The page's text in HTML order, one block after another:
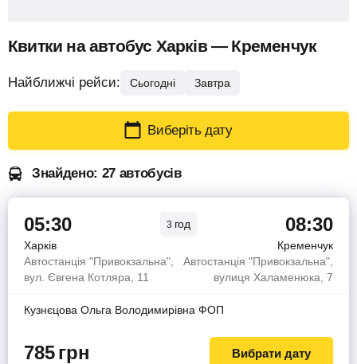
Квитки на автобус Харків — Кременчук
Найближчі рейси: Сьогодні Завтра
Виберіть дату
Знайдено: 27 автобусів
05:30 3 год 08:30
Харків
Кременчук
Автостанція "Привокзальна",
вул. Євгена Котляра, 11
Автостанція "Привокзальна",
вулиця Халаменюка, 7
Кузнєцова Ольга Володимирiвна ФОП
785грн Вибрати дату